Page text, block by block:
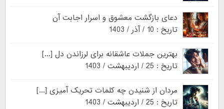
دعای بازگشت معشوق و اسرار اجابت آن
تاریخ : 10 / آذر / 1403
بهترین جملات عاشقانه برای لرزاندن دل [...]
تاریخ : 25 / اردیبهشت / 1403
مردان از شنیدن چه کلمات تحریک آمیزی [...]
تاریخ : 25 / اردیبهشت / 1403